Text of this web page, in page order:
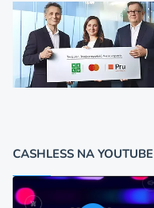
CASHLESS NA YOUTUBE